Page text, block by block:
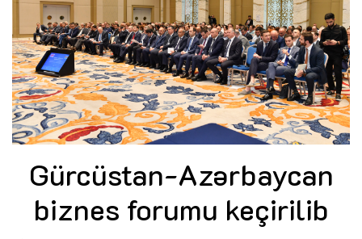
Gürcüstan-Azərbaycan
biznes forumu keçirilib